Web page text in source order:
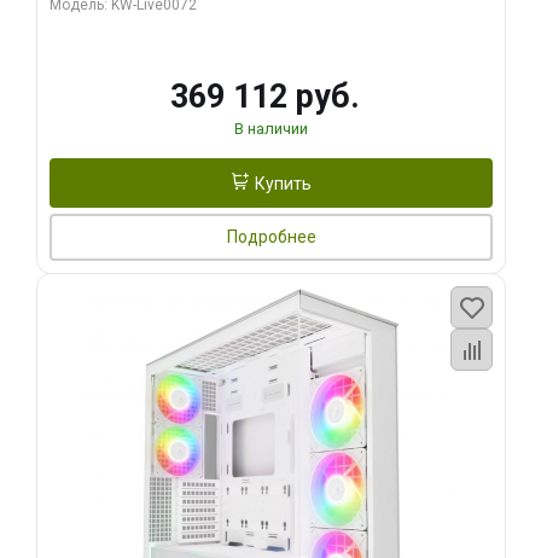
Модель: KW-Live0072
369 112 руб.
В наличии
Купить
Подробнее